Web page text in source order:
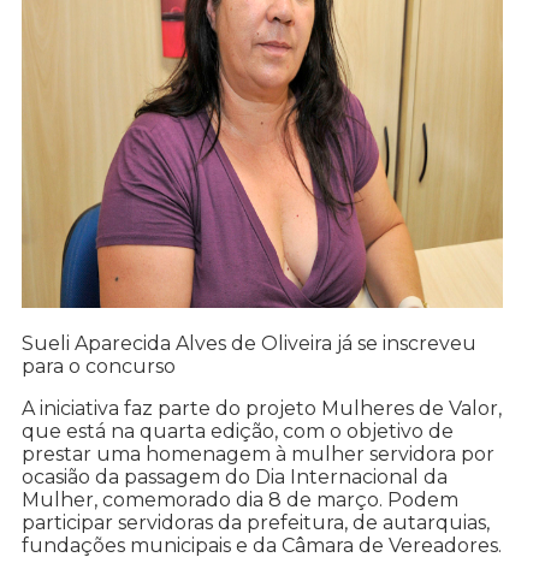
Sueli Aparecida Alves de Oliveira já se inscreveu
para o concurso
A iniciativa faz parte do projeto Mulheres de Valor,
que está na quarta edição, com o objetivo de
prestar uma homenagem à mulher servidora por
ocasião da passagem do Dia Internacional da
Mulher, comemorado dia 8 de março. Podem
participar servidoras da prefeitura, de autarquias,
fundações municipais e da Câmara de Vereadores.